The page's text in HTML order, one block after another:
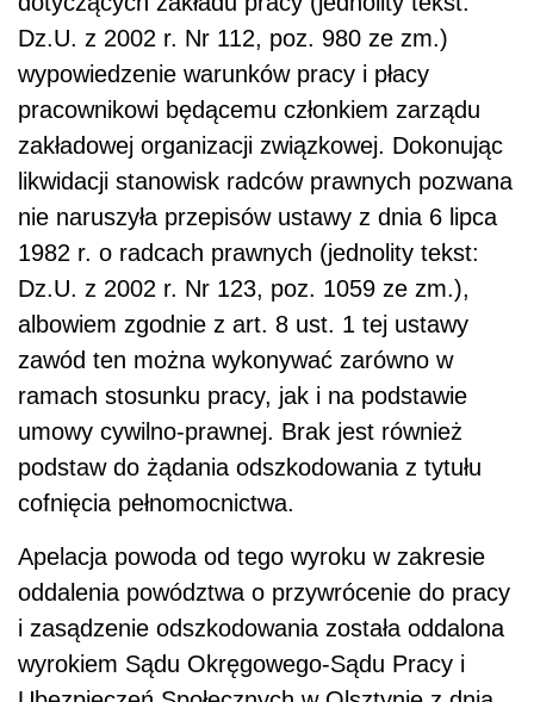
Dz.U. z 2002 r. Nr 112, poz. 980 ze zm.)
wypowiedzenie warunków pracy i płacy
pracownikowi będącemu członkiem zarządu
zakładowej organizacji związkowej. Dokonując
likwidacji stanowisk radców prawnych pozwana
nie naruszyła przepisów ustawy z dnia 6 lipca
1982 r. o radcach prawnych (jednolity tekst:
Dz.U. z 2002 r. Nr 123, poz. 1059 ze zm.),
albowiem zgodnie z art. 8 ust. 1 tej ustawy
zawód ten można wykonywać zarówno w
ramach stosunku pracy, jak i na podstawie
umowy cywilno-prawnej. Brak jest również
podstaw do żądania odszkodowania z tytułu
cofnięcia pełnomocnictwa.
Apelacja powoda od tego wyroku w zakresie
oddalenia powództwa o przywrócenie do pracy
i zasądzenie odszkodowania została oddalona
wyrokiem Sądu Okręgowego-Sądu Pracy i